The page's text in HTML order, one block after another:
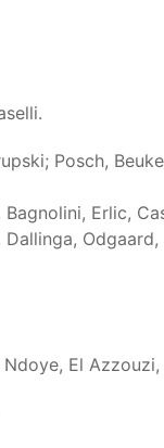
Posch,
Bagnolini, Erlic,
Ndoye, El